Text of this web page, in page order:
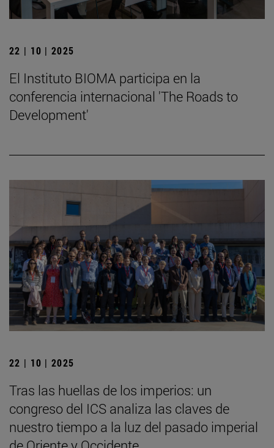
22 | 10 | 2025
El Instituto BIOMA participa en la
conferencia internacional 'The Roads to
Development'
22 | 10 | 2025
Tras las huellas de los imperios: un
congreso del ICS analiza las claves de
nuestro tiempo a la luz del pasado imperial